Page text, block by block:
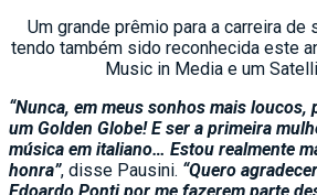
Um grande prêmio para a carreira de
tendo também sido reconhecida este
Music in Media e um
“Nunca, em meus sonhos mais loucos,
um Golden Globe! E ser a primeira
música em italiano… Estou realmente
honra”, disse Pausini. “Quero